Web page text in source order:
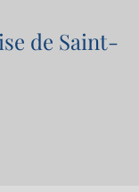
de Saint-